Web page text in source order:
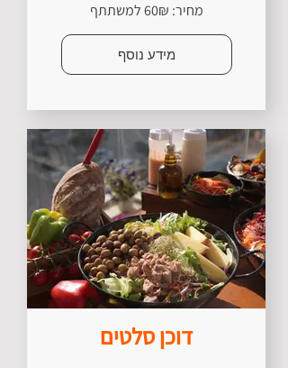
מחיר: 60₪ למשתתף
מידע נוסף
דוכן סלטים